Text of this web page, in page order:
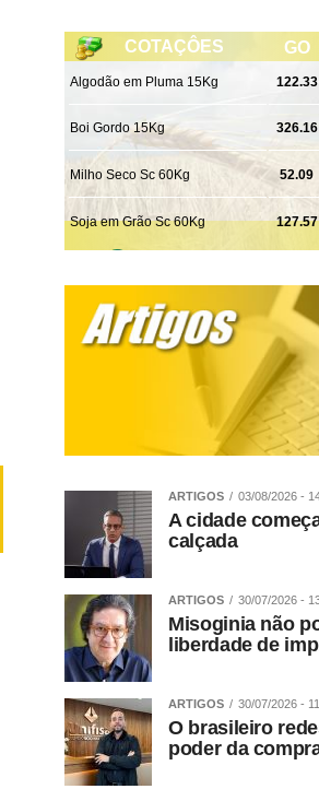
ARTIGOS 03/08/2026 -
A cidade
calçada
ARTIGOS 30/07/2026 -
Misoginia não
liberdade de
ARTIGOS 30/07/2026 -
O brasileiro
poder da